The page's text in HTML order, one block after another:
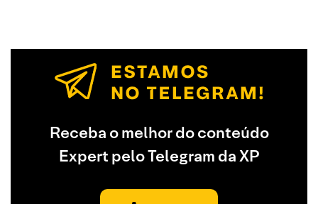
Receba o melhor do conteúdo
Expert pelo Telegram da XP